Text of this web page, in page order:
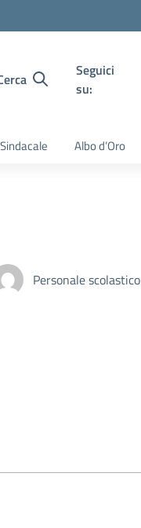
Seguici
su:
Albo d’Oro
Personale scolastico